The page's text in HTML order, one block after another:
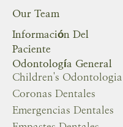
Our Team
Información Del
Paciente
Odontología General
Children's Odontologia
Coronas Dentales
Emergencias Dentales